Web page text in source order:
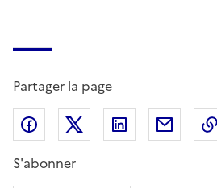
Partager la page
Partager sur Facebook
Partager sur X
Partager sur
S'abonner